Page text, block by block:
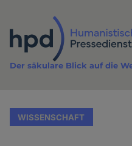
Inhalt
Der säkulare Blick auf die
WISSENSCHAFT